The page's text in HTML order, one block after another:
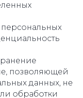
позволяющей
данных, не
обработки